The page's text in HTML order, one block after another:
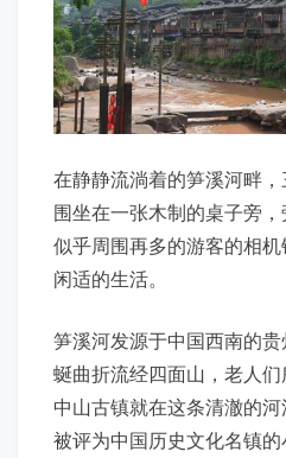
在静静流淌着的笋溪河畔
围坐在一张木制的桌子旁
似乎周围再多的游客的相
闲适的生活。
笋溪河发源于中国西南的
蜒曲折流经四面山，老人
中山古镇就在这条清澈的
被评为中国历史文化名镇